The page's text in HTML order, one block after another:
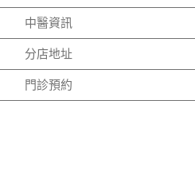
中醫資訊
分店地址
門診預約